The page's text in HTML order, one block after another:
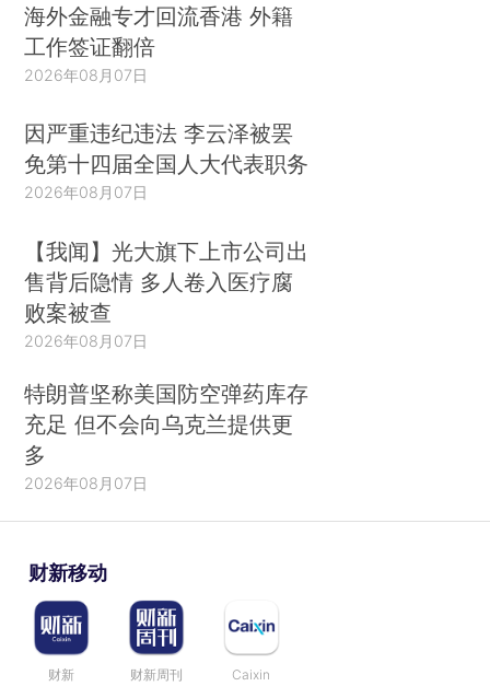
海外金融专才回流香港 外籍
工作签证翻倍
2026年08月07日
因严重违纪违法 李云泽被罢
免第十四届全国人大代表职务
2026年08月07日
【我闻】光大旗下上市公司出
售背后隐情 多人卷入医疗腐
败案被查
2026年08月07日
特朗普坚称美国防空弹药库存
充足 但不会向乌克兰提供更
多
2026年08月07日
财新移动
财新 财新周刊 Caixin